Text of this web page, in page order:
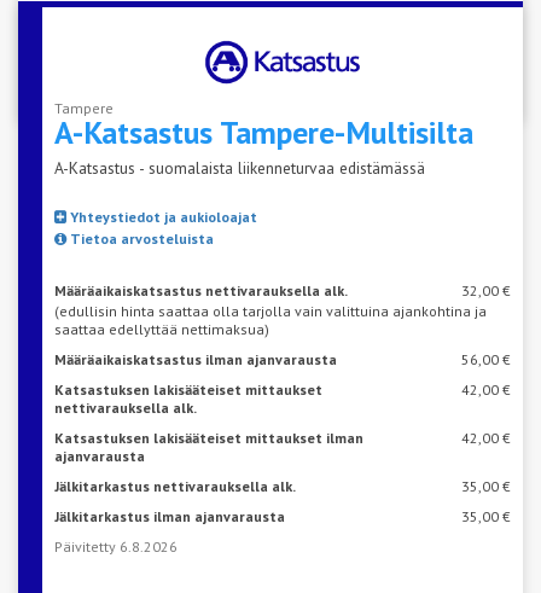
VARAA AIKA KATSASTUKSEEN
Tampere
A-Katsastus Tampere-Multisilta
A-Katsastus - suomalaista liikenneturvaa edistämässä
Yhteystiedot ja aukioloajat
Tietoa arvosteluista
Määräaikaiskatsastus nettivarauksella alk.
32,00 €
(edullisin hinta saattaa olla tarjolla vain valittuina ajankohtina ja
saattaa edellyttää nettimaksua)
Määräaikaiskatsastus ilman ajanvarausta
56,00 €
Katsastuksen lakisääteiset mittaukset
nettivarauksella alk.
42,00 €
Katsastuksen lakisääteiset mittaukset ilman
ajanvarausta
42,00 €
Jälkitarkastus nettivarauksella alk.
35,00 €
Jälkitarkastus ilman ajanvarausta
35,00 €
Päivitetty 6.8.2026